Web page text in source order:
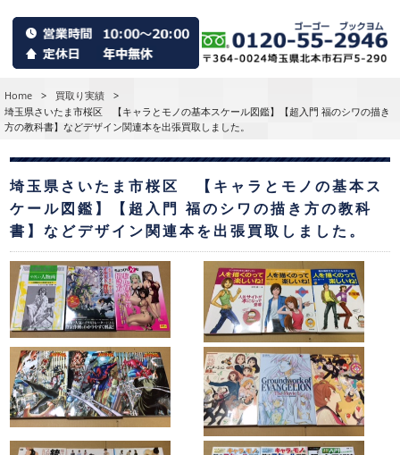
Home > 買取り実績
>
埼玉県さいたま市桜区 【キャラとモノの基本スケール図鑑】【超入門 福のシワの描き
方の教科書】などデザイン関連本を出張買取しました。
埼玉県さいたま市桜区 【キャラとモノの基本ス
ケール図鑑】【超入門 福のシワの描き方の教科
書】などデザイン関連本を出張買取しました。